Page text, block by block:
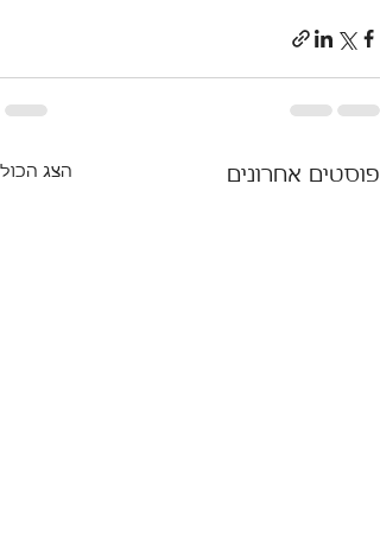
פוסטים אחרונים הצג הכול